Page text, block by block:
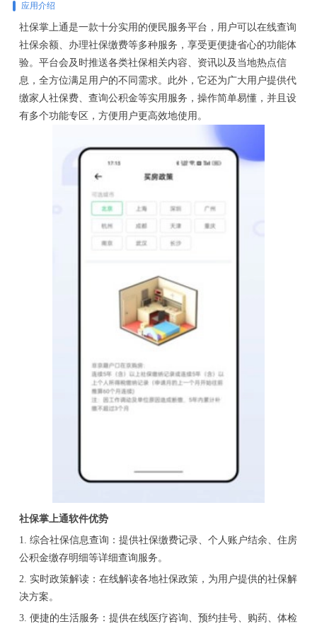
应用介绍
社保掌上通是一款十分实用的便民服务平台，用户可以在线查询
社保余额、办理社保缴费等多种服务，享受更便捷省心的功能体
验。平台会及时推送各类社保相关内容、资讯以及当地热点信
息，全方位满足用户的不同需求。此外，它还为广大用户提供代
缴家人社保费、查询公积金等实用服务，操作简单易懂，并且设
有多个功能专区，方便用户更高效地使用。
社保掌上通软件优势
1. 综合社保信息查询：提供社保缴费记录、个人账户结余、住房
公积金缴存明细等详细查询服务。
2. 实时政策解读：在线解读各地社保政策，为用户提供的社保解
决方案。
3. 便捷的生活服务：提供在线医疗咨询、预约挂号、购药、体检